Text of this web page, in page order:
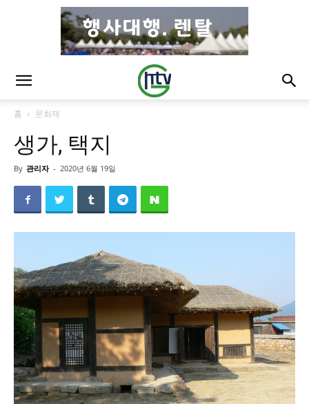
홈 문화재
생가, 택지
By 관리자 - 2020년 6월 19일